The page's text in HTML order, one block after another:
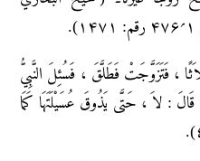
، فَتَزَوَّجَتْ فَطَلَّقَ ، فَسُئِلَ النَّبِيُّ
: لاَ ، حَتَّى يَذُوقَ عُسَيْلَتَهَا كَمَا